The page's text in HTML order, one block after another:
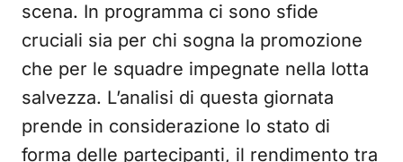
scena. In programma ci sono sfide
cruciali sia per chi sogna la promozione
che per le squadre impegnate nella lotta
salvezza. L’analisi di questa giornata
prende in considerazione lo stato di
forma delle partecipanti, il rendimento tra